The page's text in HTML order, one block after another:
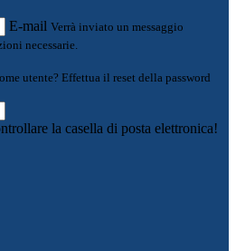
E-mail Verrà inviato un messaggio
necessarie.
utente? Effettua il reset della password
la casella di posta elettronica!